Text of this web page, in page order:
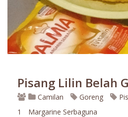
Pisang Lilin Belah
1
Camilan Goreng
Margarine Serbaguna